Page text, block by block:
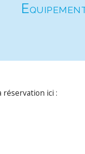
réservation ici :